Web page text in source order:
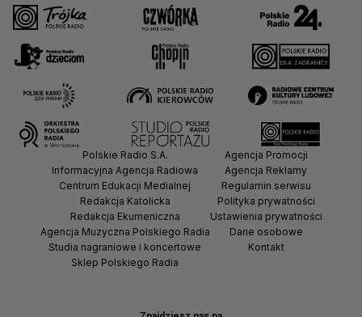
Polskie Radio S.A.
Informacyjna Agencja Radiowa
Centrum Edukacji Medialnej
Redakcja Katolicka
Redakcja Ekumeniczna
Agencja Muzyczna Polskiego Radia
Studia nagraniowe i koncertowe
Sklep Polskiego Radia
Agencja Promocji
Agencja Reklamy
Regulamin serwisu
Polityka prywatności
Ustawienia prywatności
Dane osobowe
Kontakt